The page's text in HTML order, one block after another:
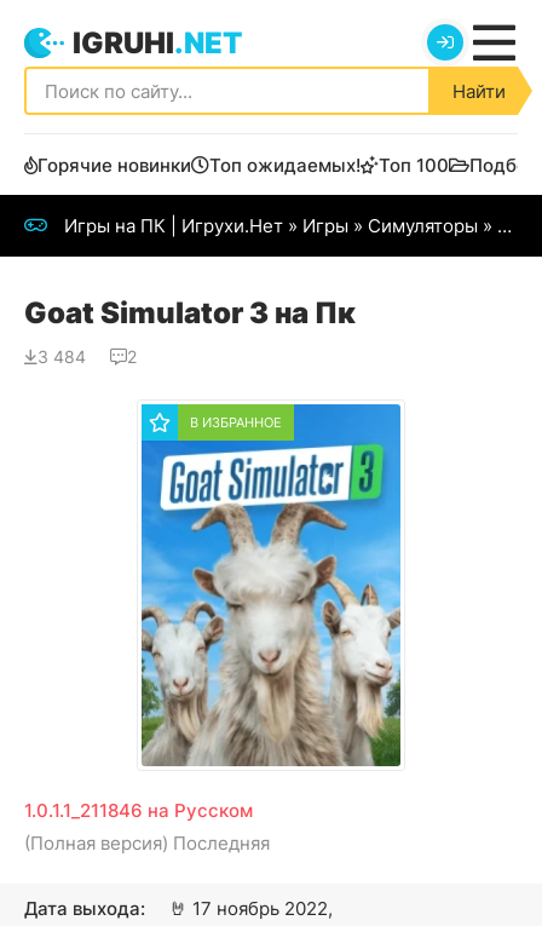
IGRUHI.NET
Найти
Горячие новинки Топ ожидаемых! Топ 100
Игры на ПК | Игрухи.Нет » Игры » Симуляторы » Goat Simulator 3
Goat Simulator 3 на Пк
3 484 2
В ИЗБРАННОЕ
1.0.1.1_211846 на Русском
(Полная версия) Последняя
🤘
Дата выхода: 17 ноябрь 2022,